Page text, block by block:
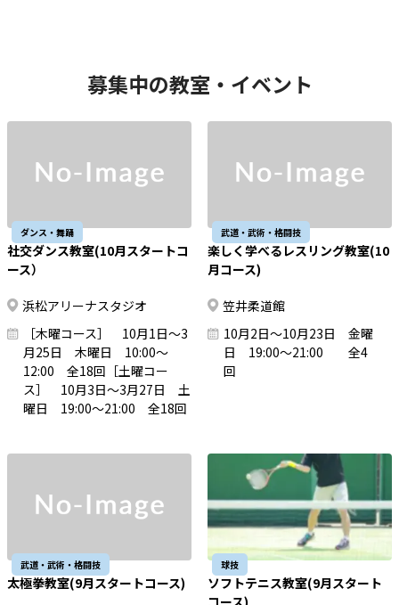
募集中の教室・イベント
ダンス・舞踊
社交ダンス教室(10月スタートコ
ース）
浜松アリーナスタジオ
［木曜コース］ 10月1日～3
月25日 木曜日 10:00～
12:00 全18回［土曜コー
ス］ 10月3日～3月27日 土
曜日 19:00～21:00 全18回
武道・武術・格闘技
楽しく学べるレスリング教室(10
月コース)
笠井柔道館
10月2日～10月23日 金曜
日 19:00～21:00 全4
回
武道・武術・格闘技
太極拳教室(9月スタートコース)
球技
ソフトテニス教室(9月スタート
コース)